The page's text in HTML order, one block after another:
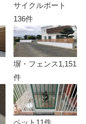
サイクルポート
136件
塀・フェンス1,151
件
ペット 11件